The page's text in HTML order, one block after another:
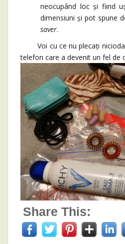
neocupând loc și fiind
dimensiuni și pot spune
saver.
Voi cu ce nu plecați
telefon care a devenit un fel de
Share This: